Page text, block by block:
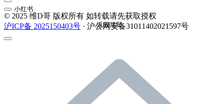
小红书
© 2025 维D哥 版权所有 如转载请先获取授权
沪ICP备 2025150403号 · 沪公网安备31011402021597号
返回顶部